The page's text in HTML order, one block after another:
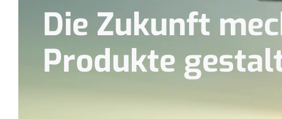
Die Zukunft
Produkte